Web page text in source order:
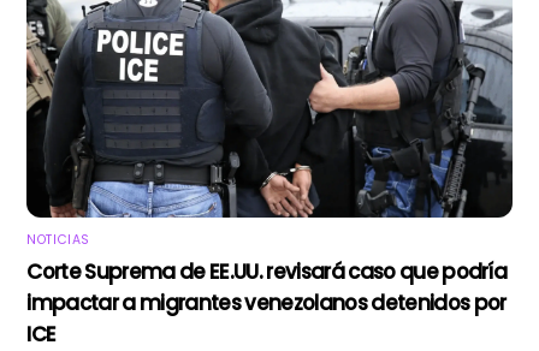
NOTICIAS
Corte Suprema de EE.UU. revisará caso que podría
impactar a migrantes venezolanos detenidos por
ICE